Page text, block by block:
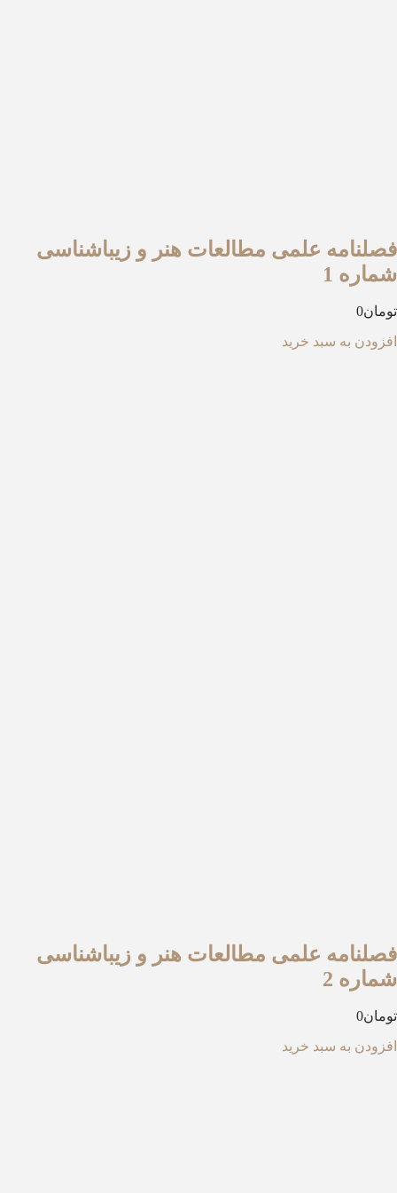
علمی مطالعات هنر و زیباشناسی
1
0
به سبد خرید
علمی مطالعات هنر و زیباشناسی
2
0
به سبد خرید